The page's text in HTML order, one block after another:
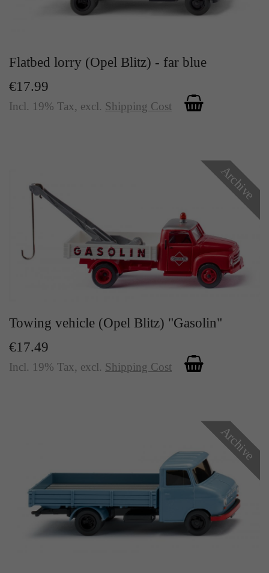
Flatbed lorry (Opel Blitz) - far blue
€17.99
Incl. 19% Tax, excl. Shipping Cost
Archive
Towing vehicle (Opel Blitz) "Gasolin"
€17.49
Incl. 19% Tax, excl. Shipping Cost
Archive
Solange es gesetzt ist, werden bestimmte